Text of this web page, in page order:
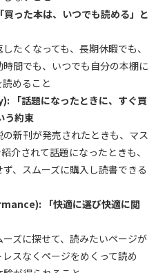
った本は、いつでも読める」と
たくなっても、長期休暇でも、
間でも、いつでも自分の本棚に
めること
「話題になったときに、すぐ買
う約束
新刊が発売されたときも、マス
介されて話題になったときも、
、スムーズに購入し読書できる
「快適に選び快適に閲
ズに探せて、読みたいページが
スなくページをめくって読め